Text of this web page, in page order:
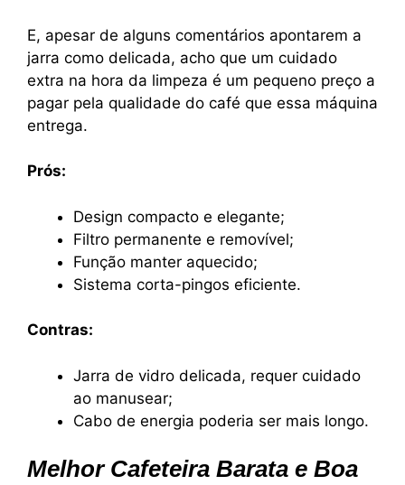
E, apesar de alguns comentários apontarem a
jarra como delicada, acho que um cuidado
extra na hora da limpeza é um pequeno preço a
pagar pela qualidade do café que essa máquina
entrega.
Prós:
Design compacto e elegante;
Filtro permanente e removível;
Função manter aquecido;
Sistema corta-pingos eficiente.
Contras:
Jarra de vidro delicada, requer cuidado
ao manusear;
Cabo de energia poderia ser mais longo.
Melhor Cafeteira Barata e Boa